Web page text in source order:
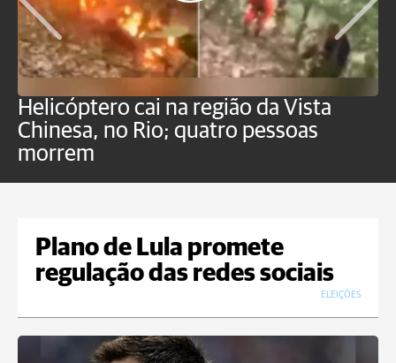
Helicóptero cai na região da Vista
Chinesa, no Rio; quatro pessoas
morrem
Plano de Lula promete
regulação das redes sociais
ELEIÇÕES